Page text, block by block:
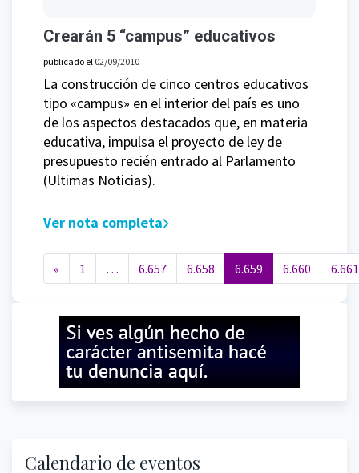
Crearán 5 “campus” educativos
publicado el 02/09/2010
La construcción de cinco centros educativos
tipo «campus» en el interior del país es uno
de los aspectos destacados que, en materia
educativa, impulsa el proyecto de ley de
presupuesto recién entrado al Parlamento
(Ultimas Noticias).
Ver nota completa
Navegación de entradas
« 1 … 6.657 6.658 6.659 6.660 6.661
Calendario de eventos